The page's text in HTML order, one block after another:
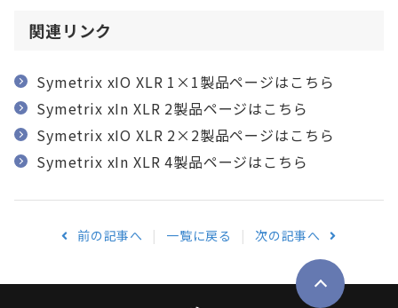
関連リンク
Symetrix xIO XLR 1×1製品ページはこちら
Symetrix xIn XLR 2製品ページはこちら
Symetrix xIO XLR 2×2製品ページはこちら
Symetrix xIn XLR 4製品ページはこちら
前の記事へ 一覧に戻る 次の記事へ